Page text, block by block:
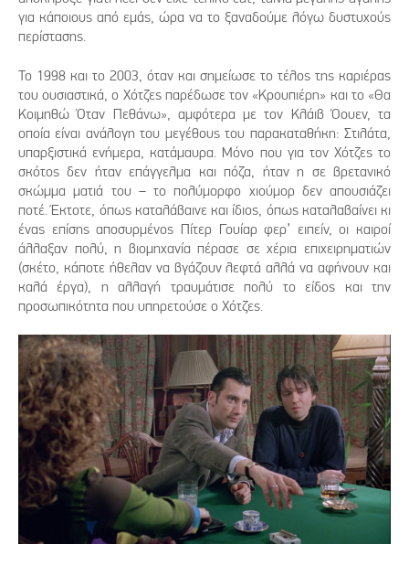
για κάποιους από εμάς, ώρα να το ξαναδούμε λόγω δυστυχούς
περίστασης.
Το 1998 και το 2003, όταν και σημείωσε το τέλος της καριέρας
του ουσιαστικά, ο Χότζες παρέδωσε τον «Κρουπιέρη» και το «Θα
Κοιμηθώ Όταν Πεθάνω», αμφότερα με τον Κλάιβ Όουεν, τα
οποία είναι ανάλογη του μεγέθους του παρακαταθήκη: Στιλάτα,
υπαρξιστικά ενήμερα, κατάμαυρα. Μόνο που για τον Χότζες το
σκότος δεν ήταν επάγγελμα και πόζα, ήταν η σε βρετανικό
σκώμμα ματιά του – το πολύμορφο χιούμορ δεν απουσιάζει
ποτέ. Έκτοτε, όπως καταλάβαινε και ίδιος, όπως καταλαβαίνει κι
ένας επίσης αποσυρμένος Πίτερ Γουίαρ φερ’ ειπείν, οι καιροί
άλλαξαν πολύ, η βιομηχανία πέρασε σε χέρια επιχειρηματιών
(σκέτο, κάποτε ήθελαν να βγάζουν λεφτά αλλά να αφήνουν και
καλά έργα), η αλλαγή τραυμάτισε πολύ το είδος και την
προσωπικότητα που υπηρετούσε ο Χότζες.